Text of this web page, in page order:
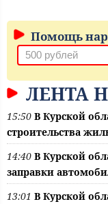
Помощь
ЛЕНТА
15:50 В Курской
строительства
14:40 В Курской
заправки
13:01 В Курской